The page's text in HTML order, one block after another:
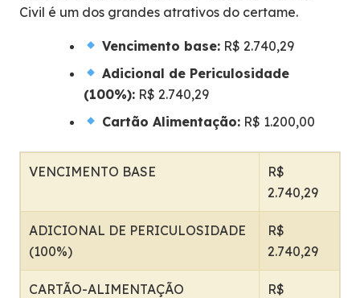
Civil é um dos grandes atrativos do certame.
Vencimento base: R$ 2.740,29
Adicional de Periculosidade
(100%): R$ 2.740,29
Cartão Alimentação: R$ 1.200,00
VENCIMENTO BASE
R$
2.740,29
ADICIONAL DE PERICULOSIDADE
(100%)
R$
2.740,29
CARTÃO-ALIMENTAÇÃO
R$